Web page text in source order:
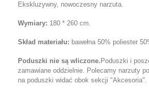
Ekskluzywny, nowoczesny narzuta.
Wymiary: 180 * 260 cm.
Skład materiału: bawełna 50% poliester
Poduszki nie są wliczone. Poduszki i
zamawiane oddzielnie. Polecamy narzuty
na poduszki widać obok sekcji "Akcesoria".